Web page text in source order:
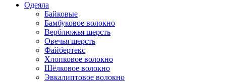
Одеяла
Байковые
Бамбуковое волокно
Верблюжья шерсть
Овечья шерсть
Файбертекс
Хлопковое волокно
Шёлковое волокно
Эвкалиптовое волокно